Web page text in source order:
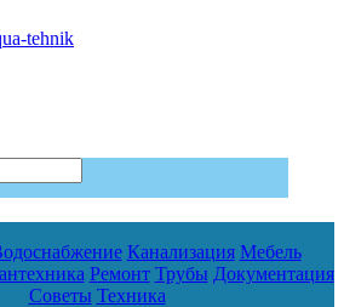
Канализация Мебель
Ремонт Трубы Документация
Советы Техника